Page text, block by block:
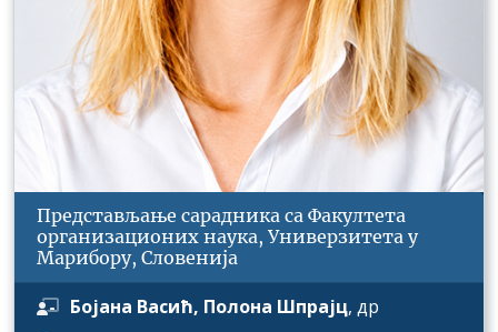
Представљање сарадника са Факултета
организационих наука, Универзитета у
Марибору, Словенија
Бојана Васић, Полона Шпрајц, др